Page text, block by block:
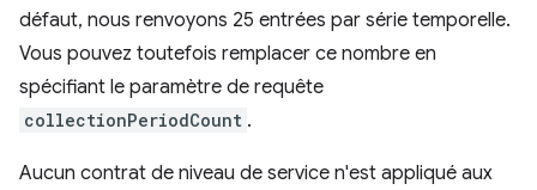
défaut, nous renvoyons 25 entrées par série temporelle.
Vous pouvez toutefois remplacer ce nombre en
spécifiant le paramètre de requête
collectionPeriodCount .
Aucun contrat de niveau de service n'est appliqué aux